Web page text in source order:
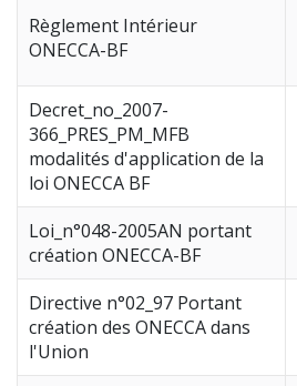
Règlement Intérieur
ONECCA-BF
Decret_no_2007-
366_PRES_PM_MFB
modalités d'application de la
loi ONECCA BF
Loi_n°048-2005AN portant
création ONECCA-BF
Directive n°02_97 Portant
création des ONECCA dans
l'Union